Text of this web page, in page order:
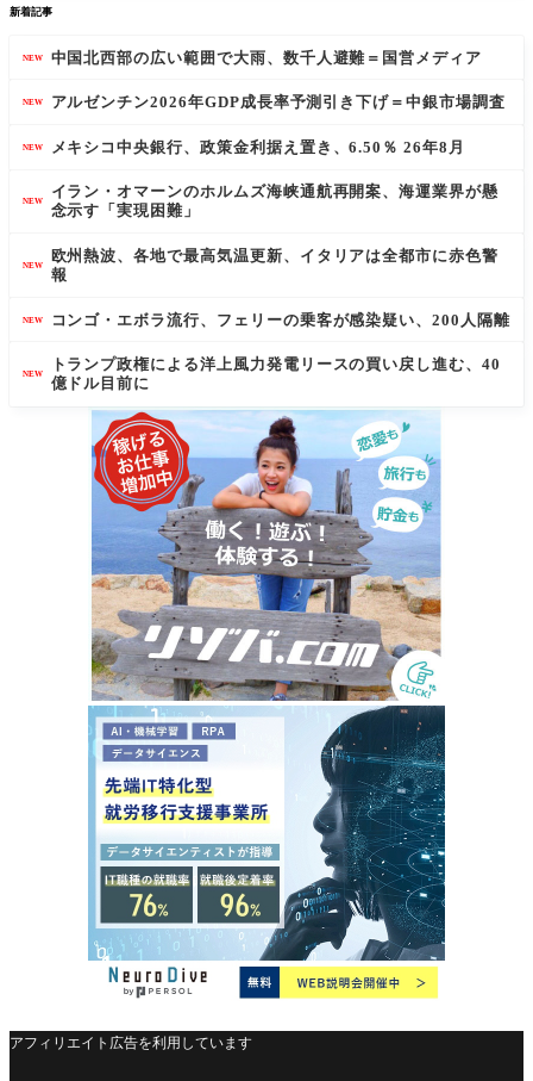
新着記事
NEW 中国北西部の広い範囲で大雨、数千人避難＝国営メディア
NEW アルゼンチン2026年GDP成長率予測引き下げ＝中銀市場調査
NEW メキシコ中央銀行、政策金利据え置き、6.50％ 26年8月
NEW
イラン・オマーンのホルムズ海峡通航再開案、海運業界が懸
念示す「実現困難」
NEW
欧州熱波、各地で最高気温更新、イタリアは全都市に赤色警
報
NEW コンゴ・エボラ流行、フェリーの乗客が感染疑い、200人隔離
NEW
トランプ政権による洋上風力発電リースの買い戻し進む、40
億ドル目前に
アフィリエイト広告を利用しています